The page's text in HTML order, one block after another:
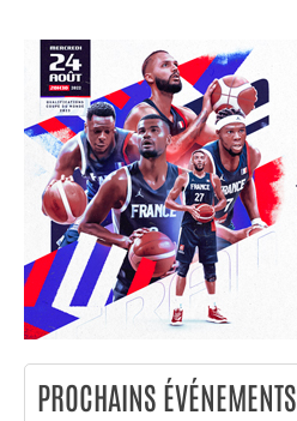
PROCHAINS ÉVÉNEMENTS